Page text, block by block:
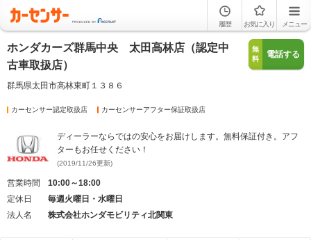
履歴 お気に入り メニュー
ホンダカーズ群馬中央 太田高林店（認定中
古車取扱店）
群馬県太田市高林東町１３８６
無
料
電話する
カーセンサー認定取扱店 カーセンサーアフター保証取扱店
ディーラーならではの安心をお届けします。無料保証付き。アフ
ターもお任せください！
(2019/11/26更新)
営業時間
10:00～18:00
定休日
毎週火曜日・水曜日
法人名
株式会社ホンダモビリティ北関東